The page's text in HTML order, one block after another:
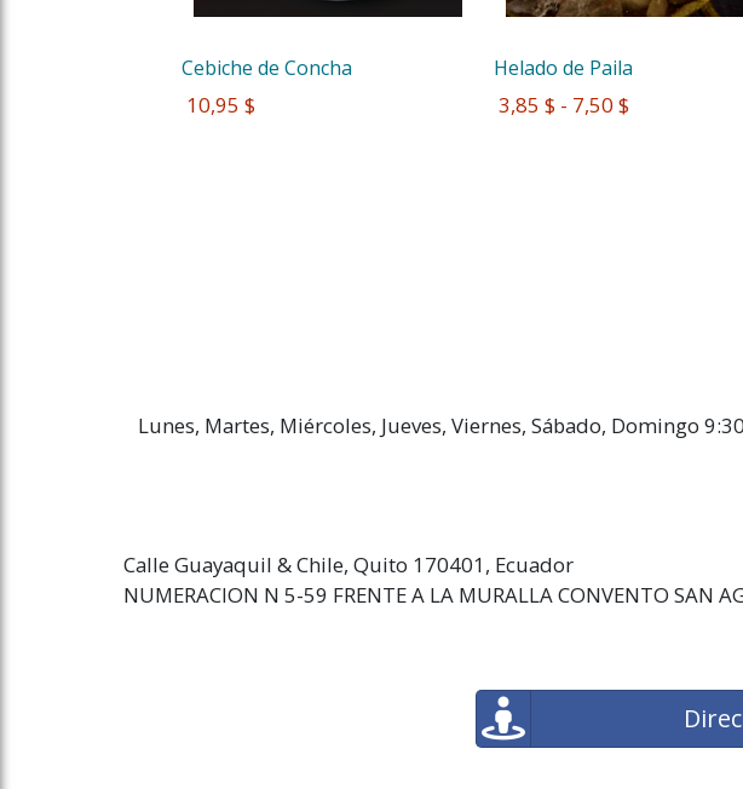
Cebiche de Concha
10,95 $
Helado de Paila
3,85 $ - 7,50 $
Lunes, Martes, Miércoles, Jueves, Viernes, Sábado, Domingo
Calle Guayaquil & Chile, Quito 170401, Ecuador
NUMERACION N 5-59 FRENTE A LA MURALLA CONVENTO SAN